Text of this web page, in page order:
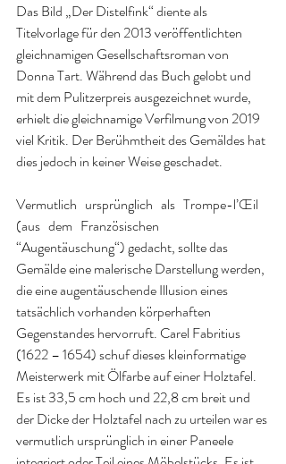
Das Bild „Der Distelfink“ diente als
Titelvorlage für den 2013 veröffentlichten
gleichnamigen Gesellschaftsroman von
Donna Tart. Während das Buch gelobt und
mit dem Pulitzerpreis ausgezeichnet wurde,
erhielt die gleichnamige Verfilmung von 2019
viel Kritik. Der Berühmtheit des Gemäldes hat
dies jedoch in keiner Weise geschadet.
Vermutlich   ursprünglich   als   Trompe-l’Œil
(aus   dem   Französischen
“Augentäuschung“) gedacht, sollte das
Gemälde eine malerische Darstellung werden,
die eine augentäuschende Illusion eines
tatsächlich vorhanden körperhaften
Gegenstandes hervorruft. Carel Fabritius
(1622 – 1654) schuf dieses kleinformatige
Meisterwerk mit Ölfarbe auf einer Holztafel.
Es ist 33,5 cm hoch und 22,8 cm breit und
der Dicke der Holztafel nach zu urteilen war es
vermutlich ursprünglich in einer Paneele